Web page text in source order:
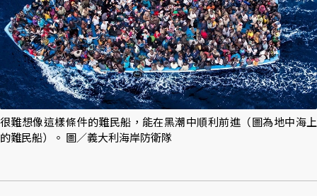
很難想像這樣條件的難民船，能在黑潮中順利前進（圖為地中海上
的難民船）。 圖／義大利海岸防衛隊